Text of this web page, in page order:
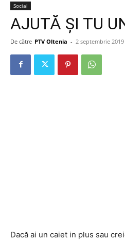
Social
AJUTĂ ȘI TU
De către PTV Oltenia - 2 septembrie 2019
Dacă ai un caiet in plus sau